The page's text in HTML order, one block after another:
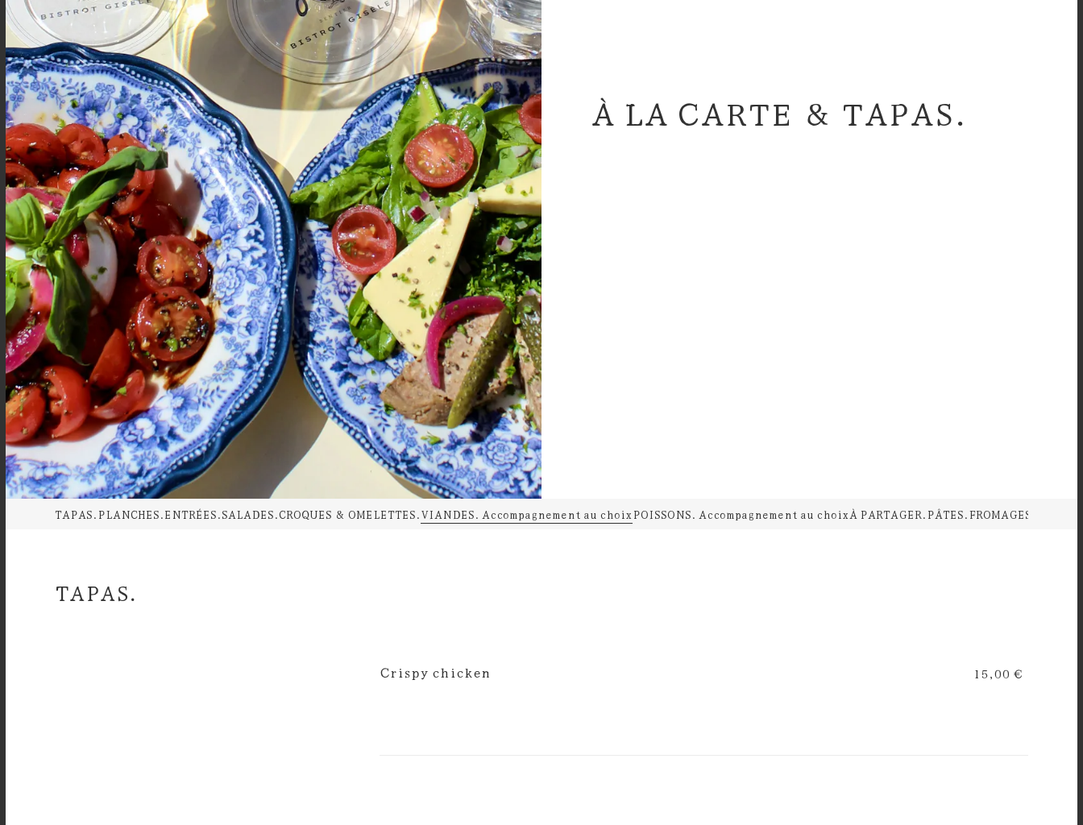
À LA CARTE & TAPAS.
TAPAS. PLANCHES.ENTRÉES.SALADES.CROQUES & OMELETTES.VIANDES. Accompagnement au choix POISSONS. Accompagnement au choixÀ PARTAGER. PÂTES.FROMAGES.
TAPAS.
Crispy chicken 15,00 €